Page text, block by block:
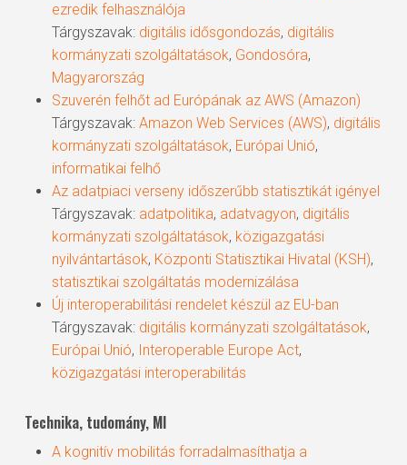
ezredik felhasználója
Tárgyszavak: digitális idősgondozás, digitális
kormányzati szolgáltatások, Gondosóra,
Magyarország
Szuverén felhőt ad Európának az AWS (Amazon)
Tárgyszavak: Amazon Web Services (AWS), digitális
kormányzati szolgáltatások, Európai Unió,
informatikai felhő
Az adatpiaci verseny időszerűbb statisztikát igényel
Tárgyszavak: adatpolitika, adatvagyon, digitális
kormányzati szolgáltatások, közigazgatási
nyilvántartások, Központi Statisztikai Hivatal (KSH),
statisztikai szolgáltatás modernizálása
Új interoperabilitási rendelet készül az EU-ban
Tárgyszavak: digitális kormányzati szolgáltatások,
Európai Unió, Interoperable Europe Act,
közigazgatási interoperabilitás
Technika, tudomány, MI
A kognitív mobilitás forradalmasíthatja a